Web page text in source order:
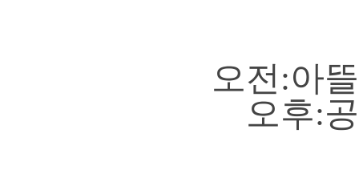
오전:아
오후: